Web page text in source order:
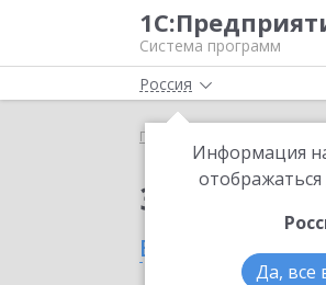
Система программ
Россия
Информация
Да, все
Главная
Заказать
в